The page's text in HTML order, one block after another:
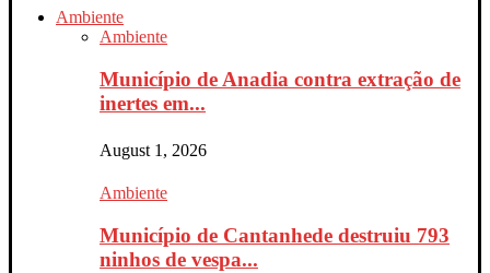
Ambiente
Ambiente
Município de Anadia contra extração de
inertes em...
August 1, 2026
Ambiente
Município de Cantanhede destruiu 793
ninhos de vespa...